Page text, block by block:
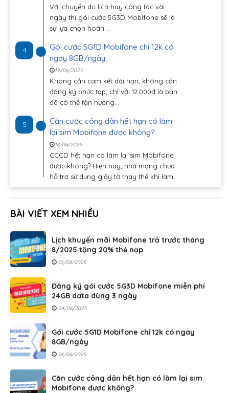
Với chuyến du lịch hay công tác vài
ngày thì gói cước 5G3D Mobifone sẽ là
sự lựa chọn hoàn ...
4
Gói cước 5G1D Mobifone chỉ 12k có
ngay 8GB/ngày
19/06/2025
Không cần cam kết dài hạn, không cần
đăng ký phức tạp, chỉ với 12.000đ là bạn
đã có thể tận hưởng...
5
Căn cước công dân hết hạn có làm
lại sim Mobifone được không?
18/06/2025
CCCD hết hạn có làm lại sim Mobifone
được không? Hiện nay, nhà mạng chưa
hỗ trợ sử dụng giấy tờ thay thế khi làm...
BÀI VIẾT XEM NHIỀU
Lịch khuyến mãi Mobifone trả trước tháng
8/2025 tặng 20% thẻ nạp
01/08/2025
Đăng ký gói cước 5G3D Mobifone miễn phí
24GB data dùng 3 ngày
24/06/2025
Gói cước 5G1D Mobifone chỉ 12k có ngay
8GB/ngày
19/06/2025
Căn cước công dân hết hạn có làm lại sim
Mobifone được không?